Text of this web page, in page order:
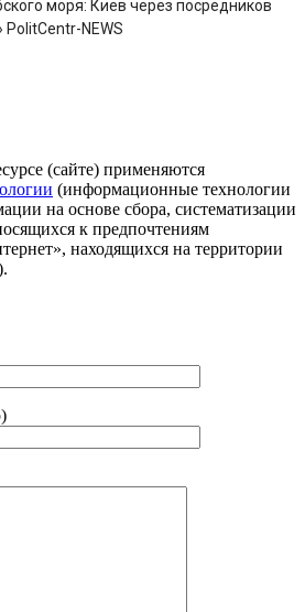
моря: Киев через посредников
NEWS
(сайте) применяются
(информационные технологии
на основе сбора, систематизации
к предпочтениям
находящихся на территории